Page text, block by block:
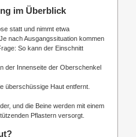
im Überblick
statt und nimmt etwa
nach Ausgangssituation kommen
So kann der Einschnitt
der Innenseite der Oberschenkel
überschüssige Haut entfernt.
und die Beine werden mit einem
Pflastern versorgt.